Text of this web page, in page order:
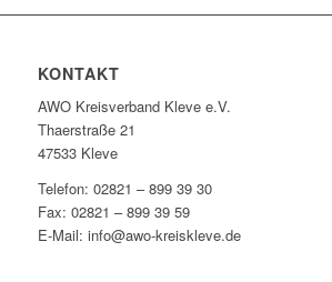
KONTAKT
AWO Kreisverband Kleve e.V.
Thaerstraße 21
47533 Kleve
Telefon: 02821 – 899 39 30
Fax: 02821 – 899 39 59
E-Mail: info@awo-kreiskleve.de